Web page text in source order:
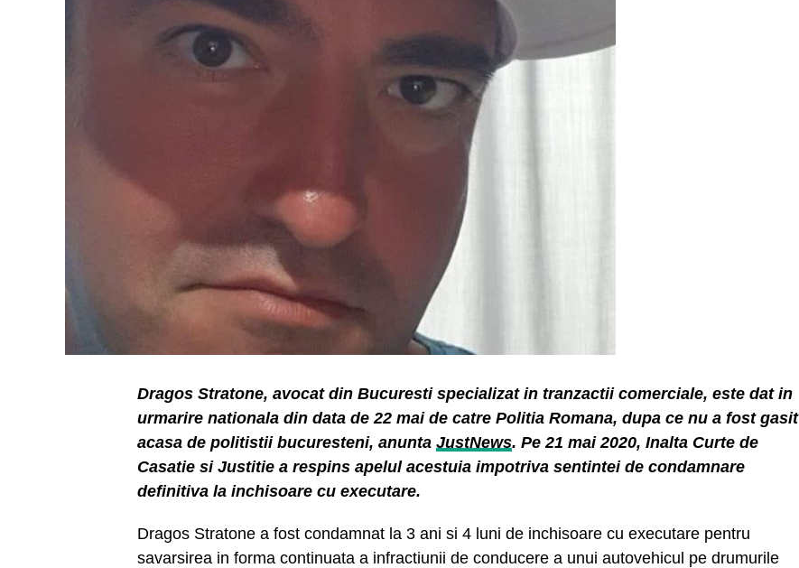
Dragos Stratone, avocat din Bucuresti specializat in tranzactii comerciale, este dat in
urmarire nationala din data de 22 mai de catre Politia Romana, dupa ce nu a fost gasit
acasa de politistii bucuresteni, anunta JustNews. Pe 21 mai 2020, Inalta Curte de
Casatie si Justitie a respins apelul acestuia impotriva sentintei de condamnare
definitiva la inchisoare cu executare.
Dragos Stratone a fost condamnat la 3 ani si 4 luni de inchisoare cu executare pentru
savarsirea in forma continuata a infractiunii de conducere a unui autovehicul pe drumurile